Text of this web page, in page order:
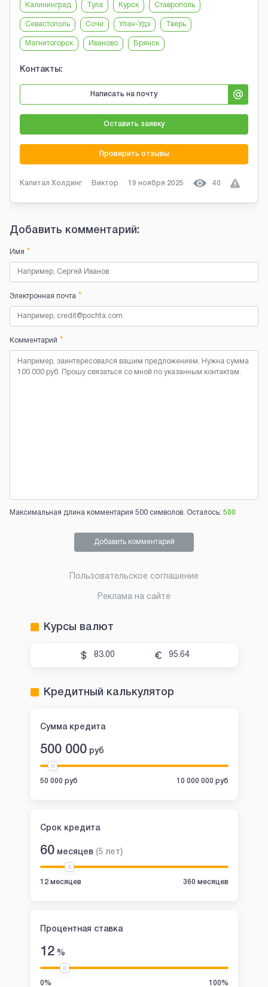
Калининград Тула Курск Ставрополь
Севастополь Сочи Улан-Удэ Тверь
Магнитогорск Иваново Брянск
Контакты:
Написать на почту
Оставить заявку
Проверить отзывы
Капитал Холдинг Виктор 19 ноября 2025 40
Добавить комментарий:
Имя *
Электронная почта *
Комментарий *
Максимальная длина комментария 500 символов. Осталось: 500
Добавить комментарий
Пользовательское соглашение
Реклама на сайте
Курсы валют
83.00 95.64
Кредитный калькулятор
Сумма кредита
500 000 руб
50 000 руб 10 000 000 руб
Срок кредита
60 месяцев (5 лет)
12 месяцев 360 месяцев
Процентная ставка
12%
0% 100%